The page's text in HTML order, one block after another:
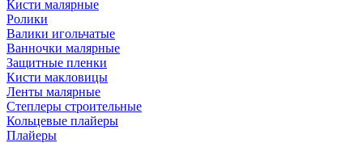
Кисти малярные
Ролики
Валики игольчатые
Ванночки малярные
Защитные пленки
Кисти макловицы
Ленты малярные
Степлеры строительные
Кольцевые плайеры
Плайеры